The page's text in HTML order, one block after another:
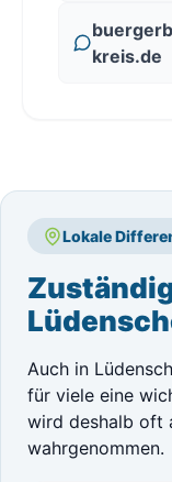
kreis.de
Lokale
Auch in
für viele eine
wird deshalb oft
wahrgenommen.